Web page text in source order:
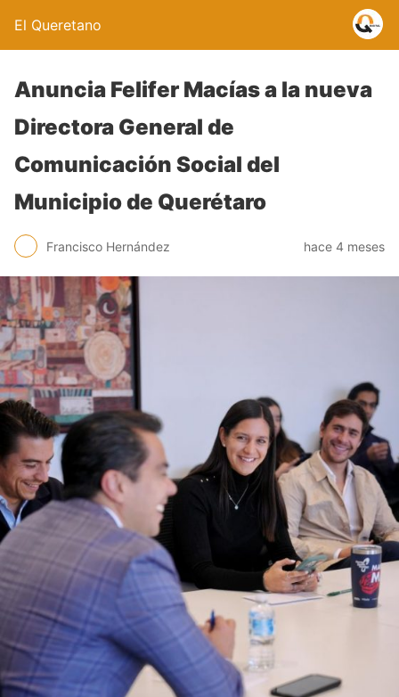
El Queretano
Anuncia Felifer Macías a la nueva
Directora General de
Comunicación Social del
Municipio de Querétaro
Francisco Hernández hace 4 meses